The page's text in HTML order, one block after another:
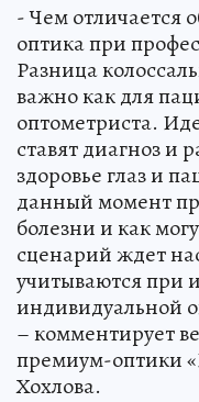
- Чем отличается
оптика при
Разница
важно как для
оптометриста.
ставят диагноз и
здоровье глаз и
данный момент
болезни и как
сценарий ждет
учитываются при
индивидуальной
– комментирует
премиум-оптики
Хохлова.